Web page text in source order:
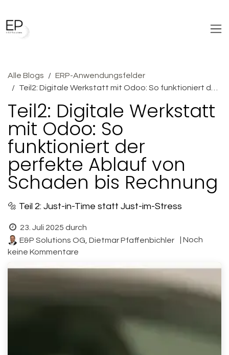
Alle Blogs
ERP-Anwendungsfelder
Teil2: Digitale Werkstatt mit Odoo: So funktioniert der perfekte Ablauf von Schaden bis Rechnung
Teil2: Digitale Werkstatt
mit Odoo: So
funktioniert der
perfekte Ablauf von
Schaden bis Rechnung
🔩 Teil 2: Just-in-Time statt Just-im-Stress
23. Juli 2025 durch
E&P Solutions OG, Dietmar Pfaffenbichler
| Noch
keine Kommentare